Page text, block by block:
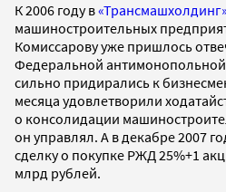
К 2006 году в«Трансмашхолдинг»
машиностроительных
Комиссарову уже пришлось
Федеральной
сильно придирались к
месяца удовлетворили
о консолидации
он управлял. А в декабре 2007
сделку о покупке РЖД 25%+1
млрд рублей.